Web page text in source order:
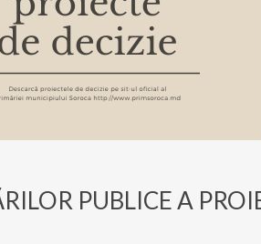
PUBLICE A